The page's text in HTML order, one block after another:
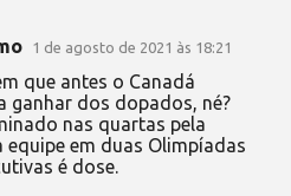
1 de agosto de 2021 às 18:21
que antes o Canadá
ganhar dos dopados, né?
nas quartas pela
equipe em duas Olimpíadas
é dose.